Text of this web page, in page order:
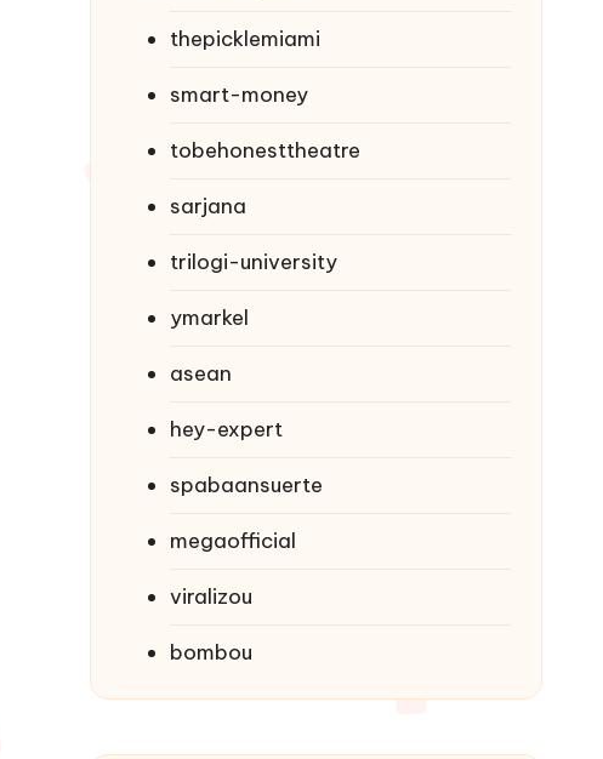
thepicklemiami
smart-money
tobehonesttheatre
sarjana
trilogi-university
ymarkel
asean
hey-expert
spabaansuerte
megaofficial
viralizou
bombou